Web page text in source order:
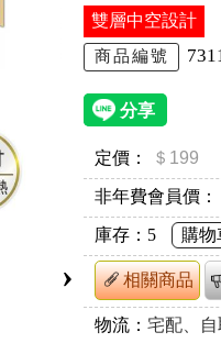
›
雙層中空設計
商品編號
定價： ＄199
非年費會員價：
庫存： 5 購
相關商品
物流：宅配、